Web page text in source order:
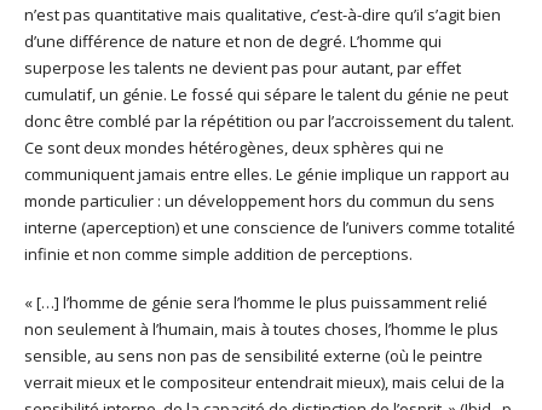
n’est pas quantitative mais qualitative, c’est-à-dire qu’il s’agit bien
d’une différence de nature et non de degré. L’homme qui
superpose les talents ne devient pas pour autant, par effet
cumulatif, un génie. Le fossé qui sépare le talent du génie ne peut
donc être comblé par la répétition ou par l’accroissement du talent.
Ce sont deux mondes hétérogènes, deux sphères qui ne
communiquent jamais entre elles. Le génie implique un rapport au
monde particulier : un développement hors du commun du sens
interne (aperception) et une conscience de l’univers comme totalité
infinie et non comme simple addition de perceptions.
« […] l’homme de génie sera l’homme le plus puissamment relié
non seulement à l’humain, mais à toutes choses, l’homme le plus
sensible, au sens non pas de sensibilité externe (où le peintre
verrait mieux et le compositeur entendrait mieux), mais celui de la